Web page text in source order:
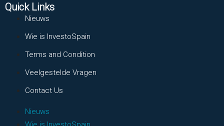
Quick Links
Nieuws
Wie is InvestoSpain
Terms and Condition
Veelgestelde Vragen
Contact Us
Nieuws